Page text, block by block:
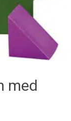
med